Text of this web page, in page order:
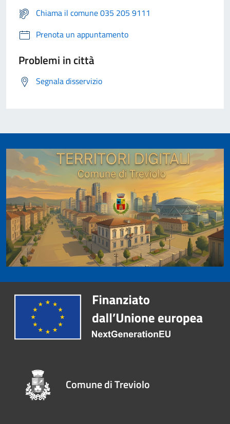
Chiama il comune 035 205 9111
Prenota un appuntamento
Problemi in città
Segnala disservizio
Comune di Treviolo